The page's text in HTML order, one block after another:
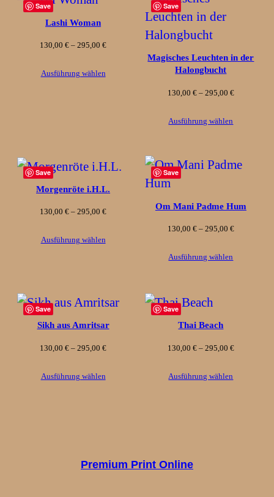
Save
Lashi Woman
130,00€ –295,00€Preisspanne:
Ausführung wählen
Save
Magisches Leuchten in der
Halongbucht
130,00 € – 295,00 €
Ausführung wählen
Save
Morgenröte i.H.L.
130,00€ –295,00€Preisspanne:
Ausführung wählen
Save
Om Mani Padme Hum
130,00 € – 295,00 €
Ausführung wählen
Save
Sikh aus Amritsar
130,00€ –295,00€Preisspanne:
Ausführung wählen
Save
Thai Beach
130,00 € – 295,00 €
Ausführung wählen
Premium Print Online